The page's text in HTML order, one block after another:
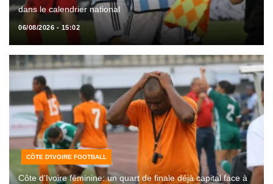
dans le calendrier national
06/08/2026 - 15:02
CÔTE D'IVOIRE FOOTBALL
Côte d’Ivoire féminine: un quart de finale déjà capital face à